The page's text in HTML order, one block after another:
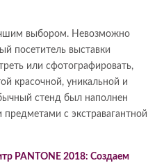
выбором. Невозможно
посетитель выставки
или сфотографировать,
красочной, уникальной и
стенд был наполнен
с экстравагантной
PANTONE 2018: Создаем